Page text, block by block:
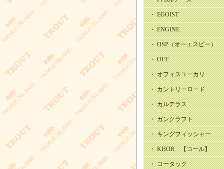
・ EGOIST
・ ENGINE
・ OSP（オーエスピー）
・ OFT
・ オフィスユーカリ
・ カントリーロード
・ カルテラス
・ ガンクラフト
・ キングフィッシャー
・ KHOR 【コール】
・ コータック